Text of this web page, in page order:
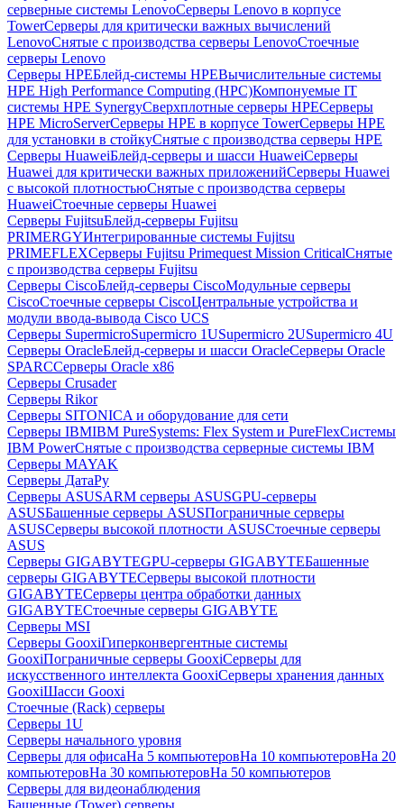
серверные системы LenovoСерверы Lenovo в корпусе
TowerСерверы для критически важных вычислений
LenovoСнятые с производства серверы LenovoСтоечные
серверы Lenovo
Серверы HPEБлейд-системы HPEВычислительные системы
HPE High Performance Computing (HPC)Компонуемые IT
системы HPE SynergyСверхплотные серверы HPEСерверы
HPE MicroServerСерверы HPE в корпусе TowerСерверы HPE
для установки в стойкуСнятые с производства серверы HPE
Серверы HuaweiБлейд-серверы и шасси HuaweiСерверы
Huawei для критически важных приложенийСерверы Huawei
с высокой плотностьюСнятые с производства серверы
HuaweiСтоечные серверы Huawei
Серверы FujitsuБлейд-серверы Fujitsu
PRIMERGYИнтегрированные системы Fujitsu
PRIMEFLEXСерверы Fujitsu Primequest Mission CriticalСнятые
с производства серверы Fujitsu
Серверы CiscoБлейд-серверы CiscoМодульные серверы
CiscoСтоечные серверы CiscoЦентральные устройства и
модули ввода-вывода Cisco UCS
Серверы SupermicroSupermicro 1USupermicro 2USupermicro 4U
Серверы OracleБлейд-серверы и шасси OracleСерверы Oracle
SPARCСерверы Oracle x86
Серверы Crusader
Серверы Rikor
Серверы SITONICA и оборудование для сети
Серверы IBMIBM PureSystems: Flex System и PureFlexСистемы
IBM PowerСнятые с производства серверные системы IBM
Серверы MAYAK
Серверы ДатаРу
Серверы ASUSARM серверы ASUSGPU-серверы
ASUSБашенные серверы ASUSПограничные серверы
ASUSСерверы высокой плотности ASUSСтоечные серверы
ASUS
Серверы GIGABYTEGPU-серверы GIGABYTEБашенные
серверы GIGABYTEСерверы высокой плотности
GIGABYTEСерверы центра обработки данных
GIGABYTEСтоечные серверы GIGABYTE
Серверы MSI
Серверы GooxiГиперконвергентные системы
GooxiПограничные серверы GooxiСерверы для
искусственного интеллекта GooxiСерверы хранения данных
GooxiШасси Gooxi
Стоечные (Rack) серверы
Серверы 1U
Серверы начального уровня
Серверы для офисаНа 5 компьютеровНа 10 компьютеровНа 20
компьютеровНа 30 компьютеровНа 50 компьютеров
Серверы для видеонаблюдения
Башенные (Tower) серверы